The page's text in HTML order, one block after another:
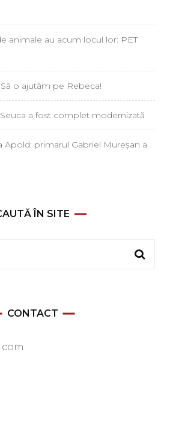
animale au acum locul lor: PET
o ajutăm pe Rebeca!
a fost complet modernizată
Apold: primarul Gabriel Mureșan a
ÎN SITE
CONTACT